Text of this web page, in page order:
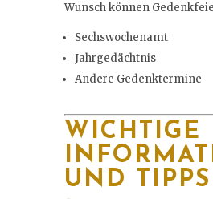
Wunsch können
Sechswochenamt
Jahrgedächtnis
Andere Gedenktermine
WICHTIGE
UND TIPPS